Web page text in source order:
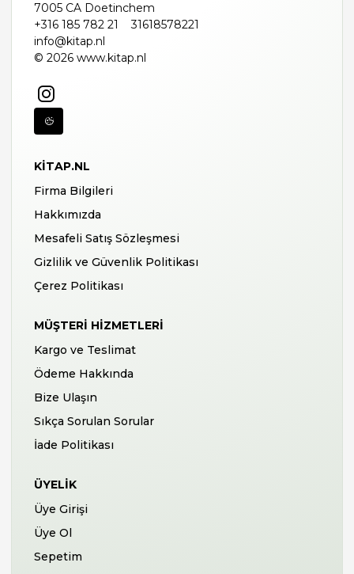
7005 CA Doetinchem
+316 185 782 21
31618578221
info@kitap.nl
© 2026 www.kitap.nl
KITAP.NL
Firma Bilgileri
Hakkımızda
Mesafeli Satış Sözleşmesi
Gizlilik ve Güvenlik Politikası
Çerez Politikası
MÜŞTERI HIZMETLERI
Kargo ve Teslimat
Ödeme Hakkında
Bize Ulaşın
Sıkça Sorulan Sorular
İade Politikası
ÜYELIK
Üye Girişi
Üye Ol
Sepetim